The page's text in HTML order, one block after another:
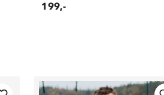
199,-